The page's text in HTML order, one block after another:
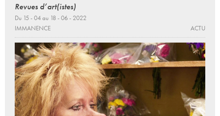
Revues d’art(istes)
Du 15 - 04 au 18 - 06 - 2022
IMMANENCE
ACTU